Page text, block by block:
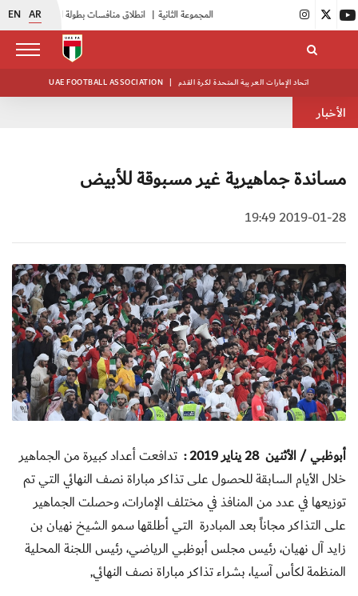
EN AR انطلاق منافسات بطولة النخبة لحرس الرئاسة | |
UAE FOOTBALL ASSOCIATION | اتحاد الإمارات العربية المتحدة لكرة القدم
الأخبار
مساندة جماهيرية غير مسبوقة للأبيض
2019-01-28 19:49
أبوظبي / الأثنين 28 يناير 2019 :
تدافعت أعداد كبيرة من الجماهير
خلال الأيام السابقة للحصول على تذاكر مباراة نصف النهائي التي تم
توزيعها في عدد من المنافذ في مختلف الإمارات، وحصلت الجماهير
على التذاكر مجاناً بعد المبادرة التي أطلقها سمو الشيخ نهيان بن
زايد آل نهيان، رئيس مجلس أبوظبي الرياضي، رئيس اللجنة المحلية
المنظمة لكأس آسيا، بشراء تذاكر مباراة نصف النهائي,